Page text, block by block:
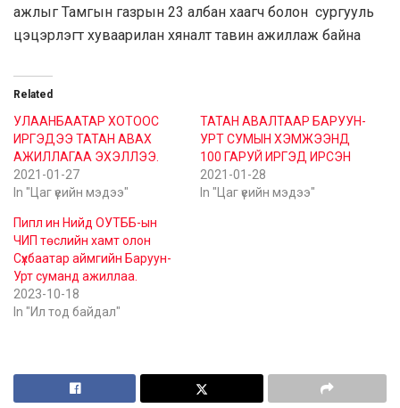
ажлыг Тамгын газрын 23 албан хаагч болон сургууль
цэцэрлэгт хуваарилан хяналт тавин ажиллаж байна
Related
УЛААНБААТАР ХОТООС
ИРГЭДЭЭ ТАТАН АВАХ
АЖИЛЛАГАА ЭХЭЛЛЭЭ.
2021-01-27
In "Цаг үеийн мэдээ"
ТАТАН АВАЛТААР БАРУУН-
УРТ СУМЫН ХЭМЖЭЭНД
100 ГАРУЙ ИРГЭД ИРСЭН
2021-01-28
In "Цаг үеийн мэдээ"
Пипл ин Нийд ОУТББ-ын
ЧИП төслийн хамт олон
Сүхбаатар аймгийн Баруун-
Урт суманд ажиллаа.
2023-10-18
In "Ил тод байдал"